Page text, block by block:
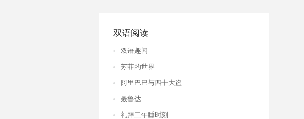
双语阅读
双语趣闻
苏菲的世界
阿里巴巴与四十大盗
聂鲁达
礼拜二午睡时刻